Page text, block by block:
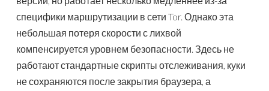
специфики маршрутизации в сети Tor. Однако эта
небольшая потеря скорости с лихвой
компенсируется уровнем безопасности. Здесь не
работают стандартные скрипты отслеживания, куки
не сохраняются после закрытия браузера, а